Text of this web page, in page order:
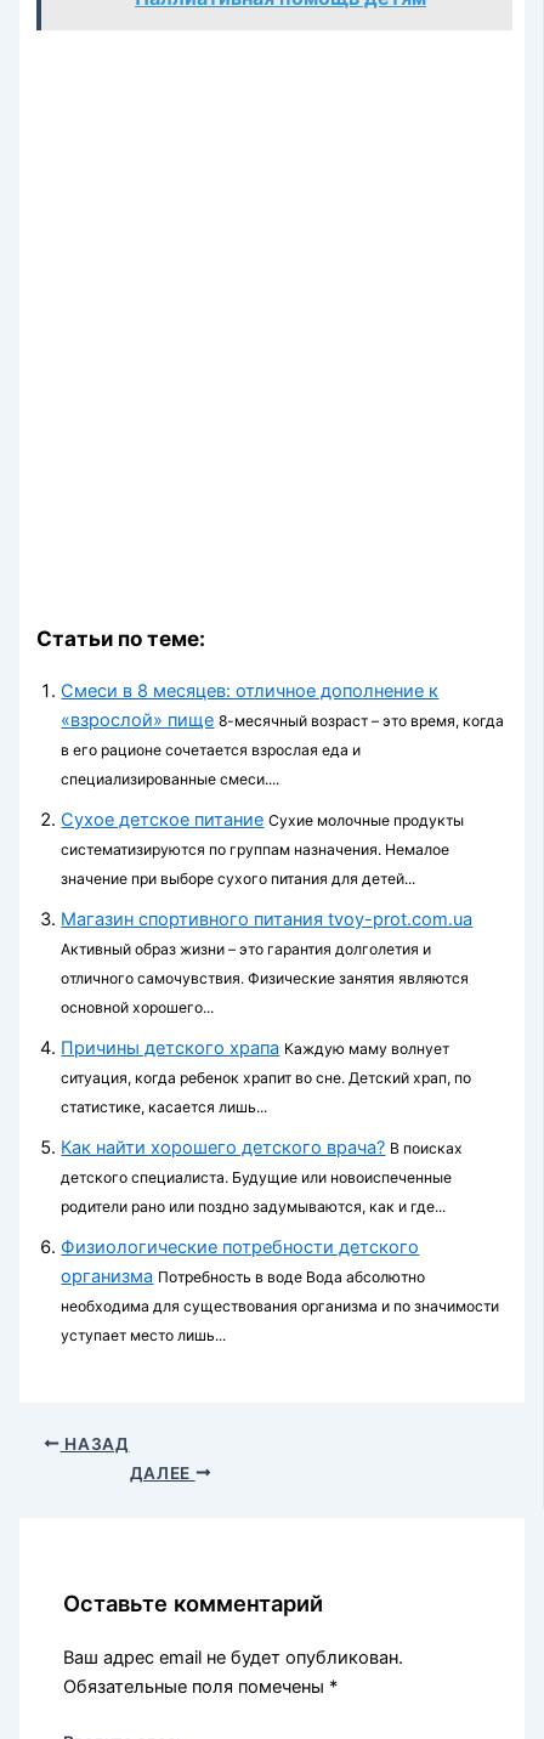
Статьи по теме:
Смеси в 8 месяцев: отличное дополнение к
«взрослой» пище 8-месячный возраст – это время, когда
в его рационе сочетается взрослая еда и
специализированные смеси....
Сухое детское питание Сухие молочные продукты
систематизируются по группам назначения. Немалое
значение при выборе сухого питания для детей...
Магазин спортивного питания tvoy-prot.com.ua
Активный образ жизни – это гарантия долголетия и
отличного самочувствия. Физические занятия являются
основной хорошего...
Причины детского храпа Каждую маму волнует
ситуация, когда ребенок храпит во сне. Детский храп, по
статистике, касается лишь...
Как найти хорошего детского врача? В поисках
детского специалиста. Будущие или новоиспеченные
родители рано или поздно задумываются, как и где...
Физиологические потребности детского
организма Потребность в воде Вода абсолютно
необходима для существования организма и по значимости
уступает место лишь...
НАЗАД
ДАЛЕЕ
Оставьте комментарий
Ваш адрес email не будет опубликован.
Обязательные поля помечены *